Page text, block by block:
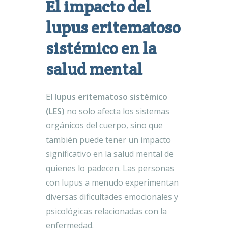
El impacto del
lupus eritematoso
sistémico en la
salud mental
El lupus eritematoso sistémico
(LES) no solo afecta los sistemas
orgánicos del cuerpo, sino que
también puede tener un impacto
significativo en la salud mental de
quienes lo padecen. Las personas
con lupus a menudo experimentan
diversas dificultades emocionales y
psicológicas relacionadas con la
enfermedad.